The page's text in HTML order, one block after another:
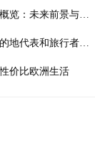
柬埔寨七星海投资概览：未来前景与机遇
在线预订平台、目的地代表和旅行者告诉你
价比欧洲生活